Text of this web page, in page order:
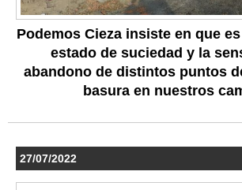
Podemos Cieza insiste en que
estado de suciedad y la
abandono de distintos puntos
basura en nuestros
27/07/2022